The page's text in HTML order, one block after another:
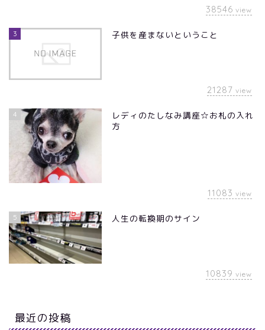
38546 view
3 子供を産まないということ
21287 view
4
レディのたしなみ講座☆お札の入れ
方
11083 view
5 人生の転換期のサイン
10839 view
最近の投稿